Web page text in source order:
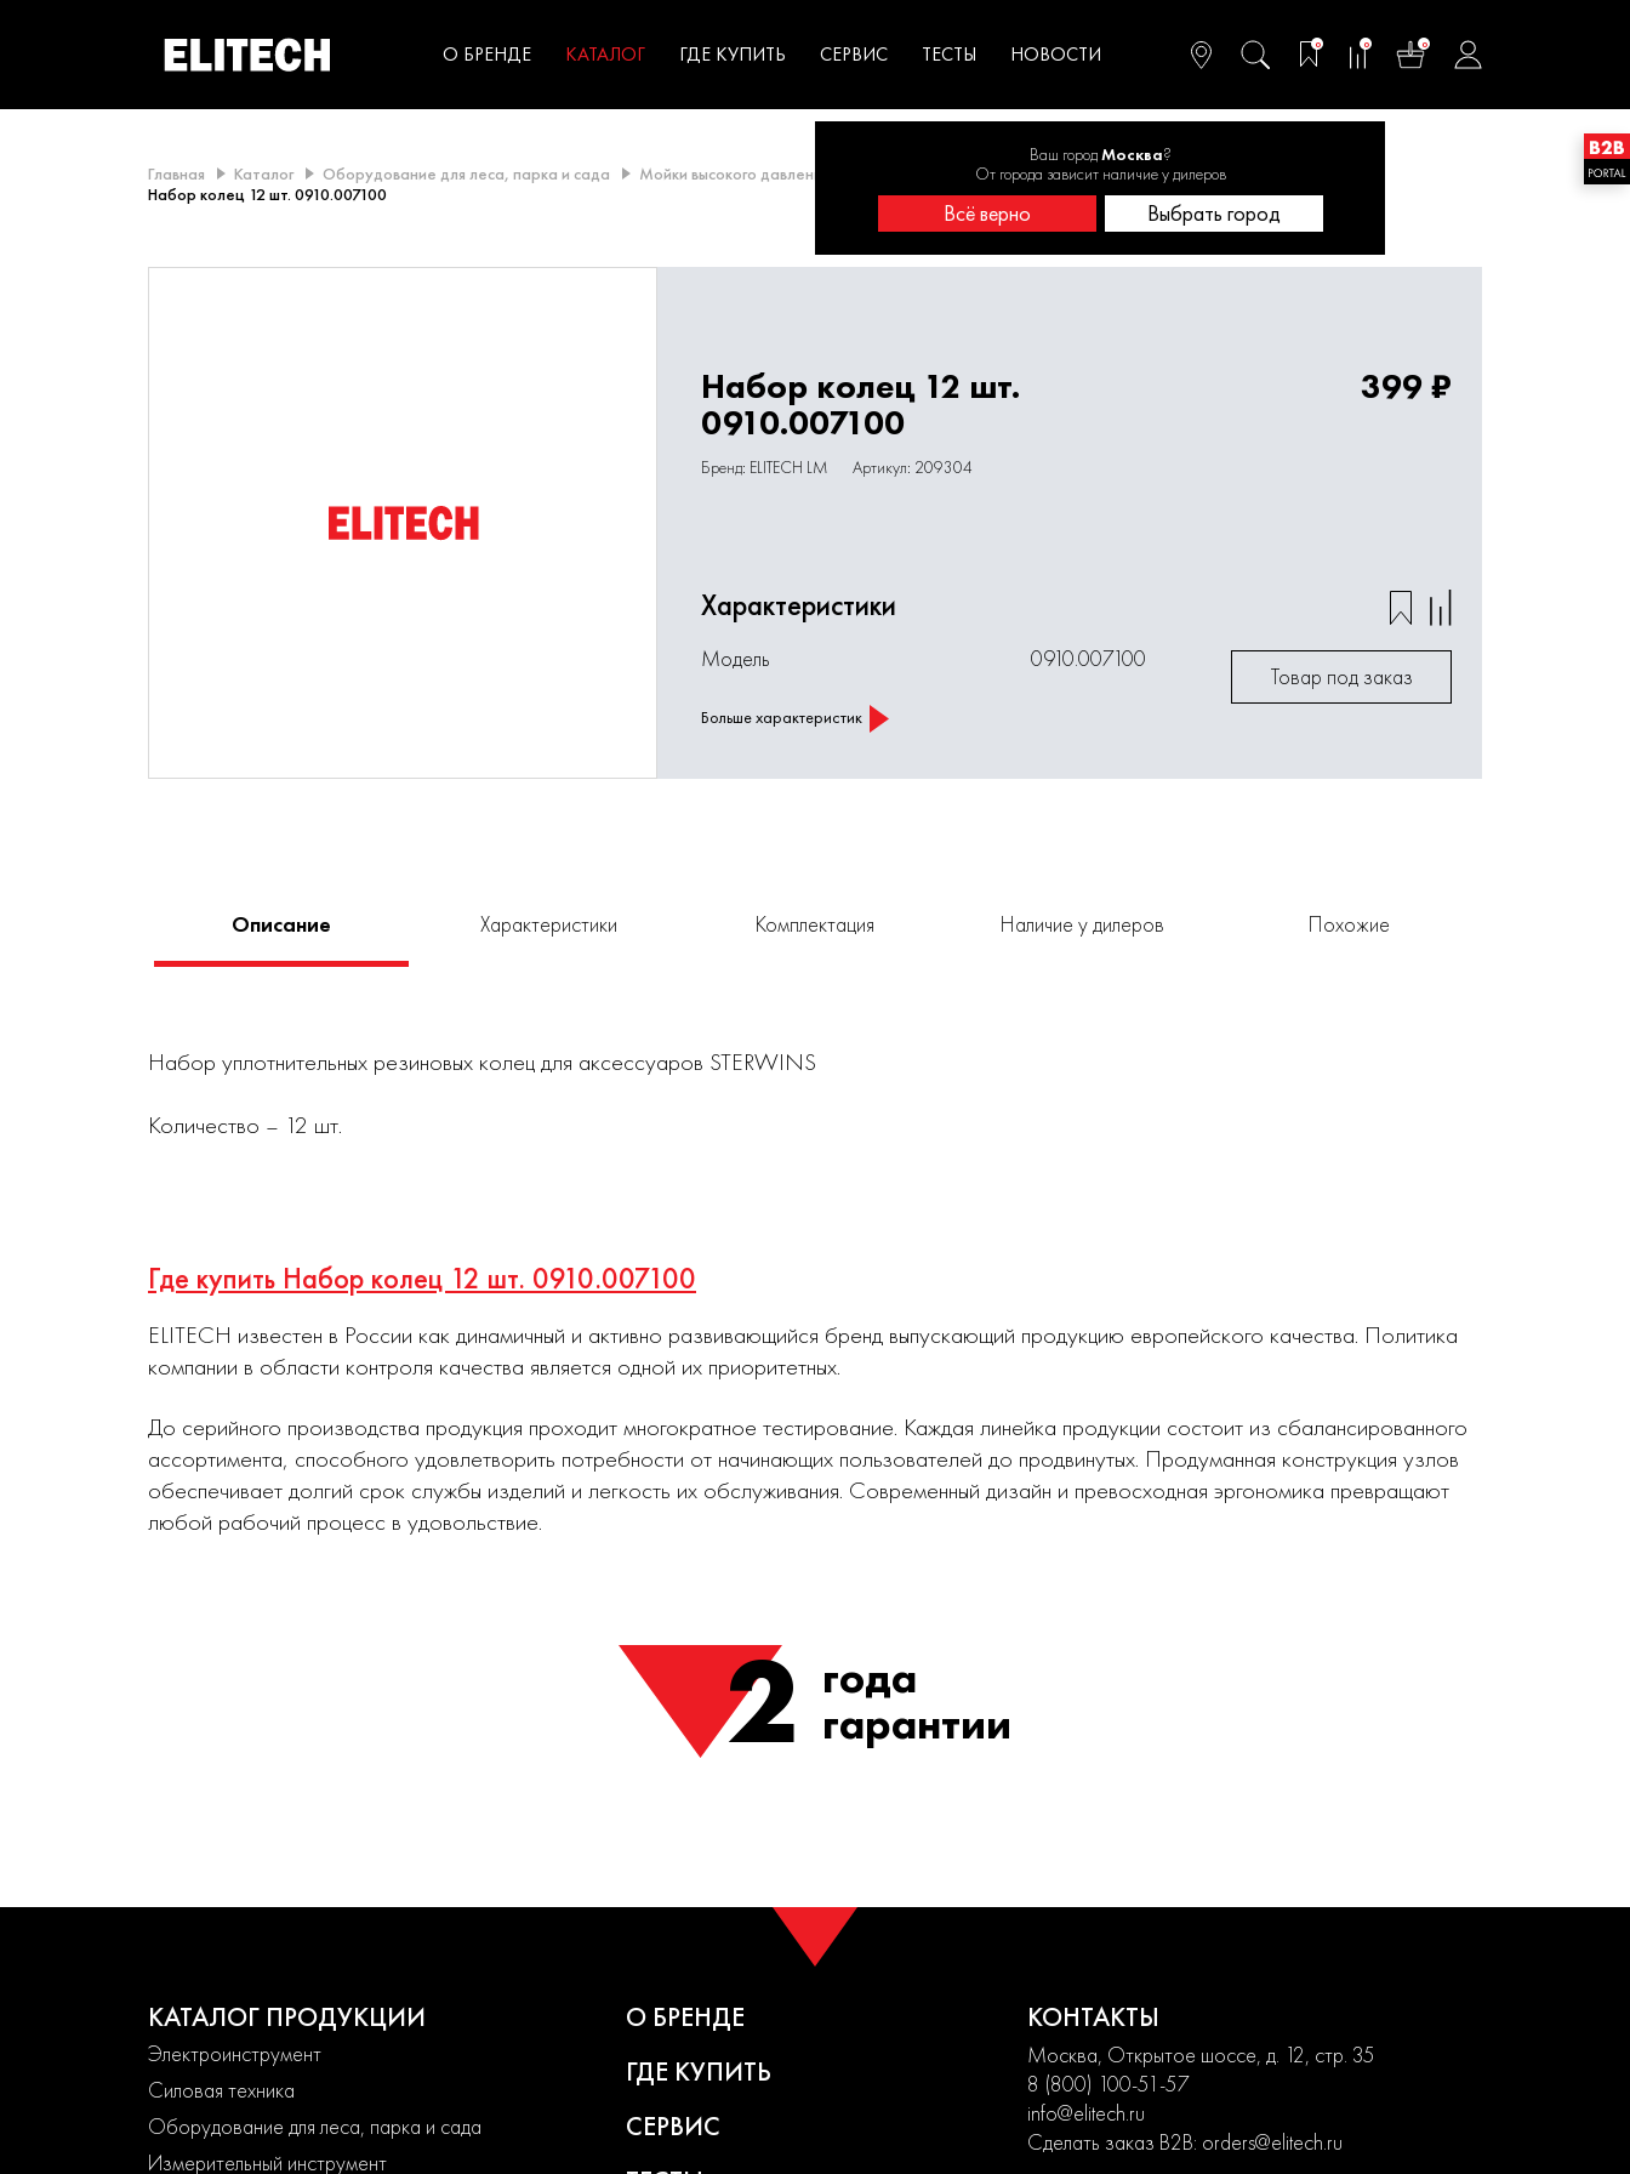
О БРЕНДЕ КАТАЛОГ садоводства
ГДЕ КУПИТЬ СЕРВИС ТЕСТЫ НОВОСТИ 0 0 0
Ваш городМосква?
От города зависит наличие у дилеров
Всё верно Выбрать город
Главная Каталог Оборудование для леса, парка и сада Мойки высокого давления
Принадлежности для моек высокого давления
Набор колец 12 шт. 0910.007100
Набор колец 12 шт.
0910.007100
Бренд: ELITECH LM Артикул: 209304
399 ₽
Характеристики
Модель 0910.007100
Больше характеристик
Товар под заказ
Описание Характеристики Комплектация Наличие у дилеров Похожие
Набор уплотнительных резиновых колец для аксессуаров STERWINS
Количество – 12 шт.
Где купить Набор колец 12 шт. 0910.007100
ELITECH известен в России как динамичный и активно развивающийся бренд выпускающий продукцию европейского качества. Политика
компании в области контроля качества является одной их приоритетных.
До серийного производства продукция проходит многократное тестирование. Каждая линейка продукции состоит из сбалансированного
ассортимента, способного удовлетворить потребности от начинающих пользователей до продвинутых. Продуманная конструкция узлов
обеспечивает долгий срок службы изделий и легкость их обслуживания. Современный дизайн и превосходная эргономика превращают
любой рабочий процесс в удовольствие.
2 года
гарантии
КАТАЛОГ ПРОДУКЦИИ
Электроинструмент
Силовая техника
Оборудование для леса, парка и сада
Измерительный инструмент
О БРЕНДЕ
ГДЕ КУПИТЬ
СЕРВИС
КОНТАКТЫ
Москва, Открытое шоссе, д. 12, стр. 35
8 (800) 100-51-57
info@elitech.ru
Сделать заказ B2B: orders@elitech.ru